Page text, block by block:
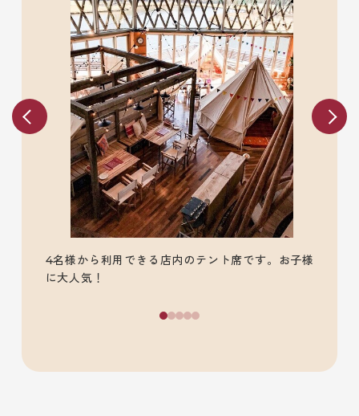
4名様から利用できる店内のテント席です。お子様
に大人気！